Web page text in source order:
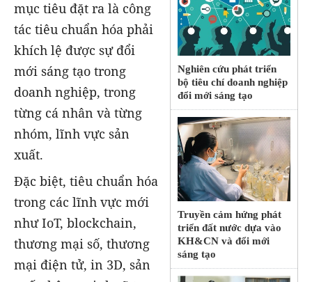
Nghiên cứu phát triển
bộ tiêu chí doanh nghiệp
đổi mới sáng tạo
Truyền cảm hứng phát
triển đất nước dựa vào
KH&CN và đổi mới
sáng tạo
mục tiêu đặt ra là công
tác tiêu chuẩn hóa phải
khích lệ được sự đổi
mới sáng tạo trong
doanh nghiệp, trong
từng cá nhân và từng
nhóm, lĩnh vực sản
xuất.
Đặc biệt, tiêu chuẩn hóa
trong các lĩnh vực mới
như IoT, blockchain,
thương mại số, thương
mại điện tử, in 3D, sản